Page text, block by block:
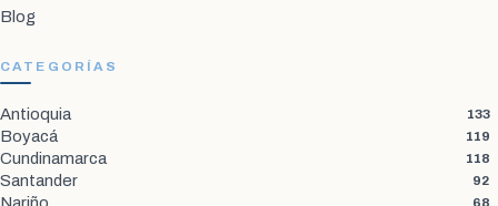
Blog
CATEGORÍAS
Antioquia 133
Boyacá 119
Cundinamarca 118
Santander 92
Nariño 68